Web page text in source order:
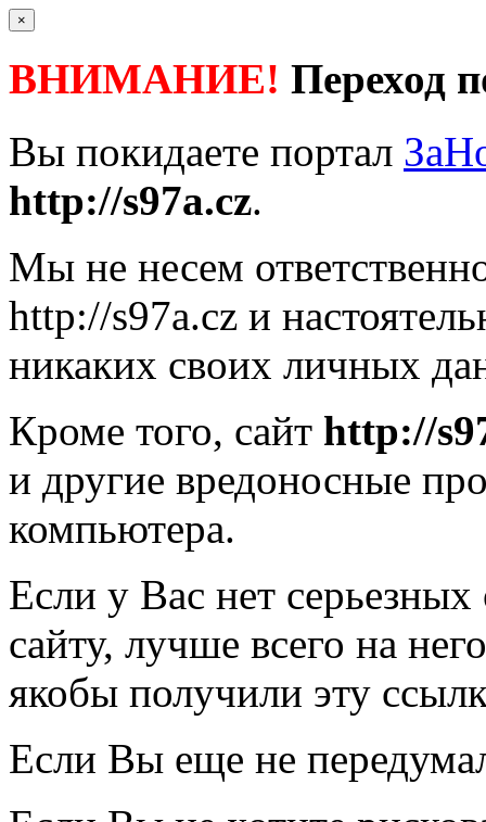
×
ВНИМАНИЕ! Переход
Вы покидаете портал
http://s97a.cz.
Мы не несем
http://s97a.cz и
никаких своих личных
Кроме того, сайт http://
и другие вредоносные
компьютера.
Если у Вас нет
сайту, лучше всего на
якобы получили эту
Если Вы еще не